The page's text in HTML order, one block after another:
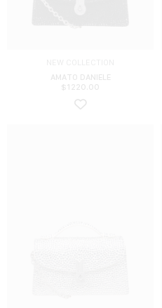
AMATO DANIELE
$ 1220.00